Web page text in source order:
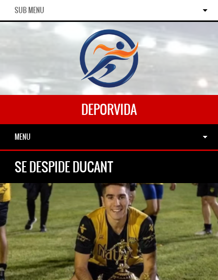
SUB MENU
DEPORVIDA
MENU
SE DESPIDE DUCANT